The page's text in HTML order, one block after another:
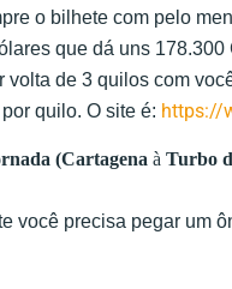
o bilhete com pelo
que dá uns
volta de 3 quilos com
quilo. O site é: https://
(Cartagena à Turbo
você precisa pegar um